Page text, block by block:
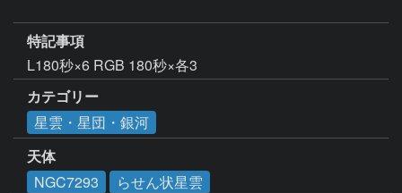
特記事項
カテゴリー
星雲・星団・銀河
天体
NGC7293
らせん状星雲